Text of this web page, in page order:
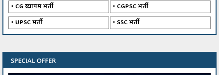
CG व्यापम भर्ती
CGPSC भर्ती
UPSC भर्ती
SSC भर्ती
SPECIAL OFFER